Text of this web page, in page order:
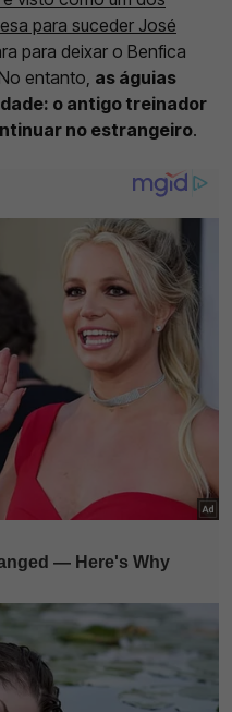
para suceder José
para deixar o Benfica
entanto, as águias
o antigo treinador
no estrangeiro.